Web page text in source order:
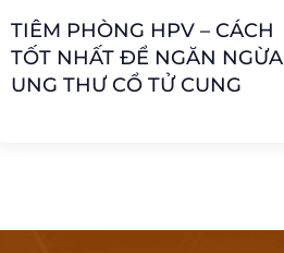
TIÊM PHÒNG HPV – CÁCH
TỐT NHẤT ĐỂ NGĂN NGỪA
UNG THƯ CỔ TỬ CUNG